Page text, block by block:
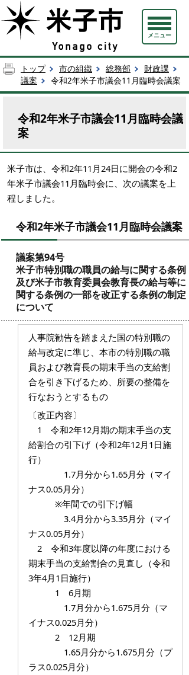
メニュー
トップ 市の組織 総務部
財政課
議案
令和2年米子市議会11月臨時会議案
令和2年米子市議会11月臨時会議
案
米子市は、令和2年11月24日に開会の令和2
年米子市議会11月臨時会に、次の議案を上
程しました。
令和2年米子市議会11月臨時会議案
議案第94号
米子市特別職の職員の給与に関する条例
及び米子市教育委員会教育長の給与等に
関する条例の一部を改正する条例の制定
について
人事院勧告を踏まえた国の特別職の
給与改定に準じ、本市の特別職の職
員および教育長の期末手当の支給割
合を引き下げるため、所要の整備を
行なおうとするもの
〔改正内容〕
1 令和2年12月期の期末手当の支
給割合の引下げ（令和2年12月1日施
行）
1.7月分から1.65月分（マイ
ナス0.05月分）
※年間での引下げ幅
3.4月分から3.35月分（マイ
ナス0.05月分）
2 令和3年度以降の年度における
期末手当の支給割合の見直し（令和
3年4月1日施行）
1 6月期
1.7月分から1.675月分（マ
イナス0.025月分）
2 12月期
1.65月分から1.675月分（プ
ラス0.025月分）